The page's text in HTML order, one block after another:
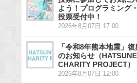
よう！プログラミング
投票受付中！
2026年8月07日 17:00
「令和8年熊本地震」
のお知らせ（
CHARITY PROJECT）
2026年8月07日 12:00